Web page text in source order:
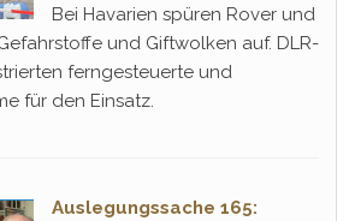
Bei Havarien spüren Rover und
und Giftwolken auf. DLR-
ferngesteuerte und
für den Einsatz.
Auslegungssache 165: